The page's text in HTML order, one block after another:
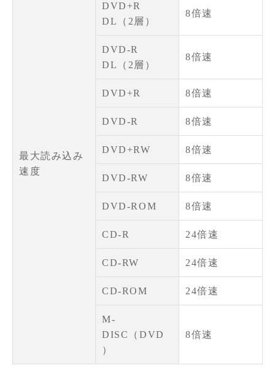
最大読み込み
速度
DVD+R
DL（2層）
8倍速
DVD-R
DL（2層）
8倍速
DVD+R 8倍速
DVD-R 8倍速
DVD+RW 8倍速
DVD-RW 8倍速
DVD-ROM 8倍速
CD-R 24倍速
CD-RW 24倍速
CD-ROM 24倍速
M-
DISC（DVD
）
8倍速